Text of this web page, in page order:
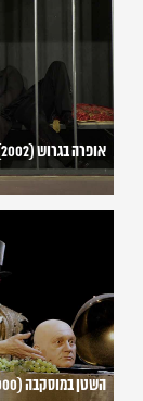
בגרוש
אופרה בגרוש (2002)
השטן במוסקבה (2000)